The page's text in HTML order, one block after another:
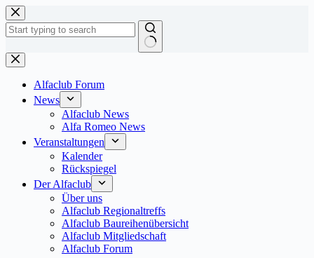
Zum
Inhalt
springen
Keine
Ergebnisse
Alfaclub Forum
News
Alfaclub News
Alfa Romeo News
Veranstaltungen
Kalender
Rückspiegel
Der Alfaclub
Über uns
Alfaclub Regionaltreffs
Alfaclub Baureihenübersicht
Alfaclub Mitgliedschaft
Alfaclub Forum